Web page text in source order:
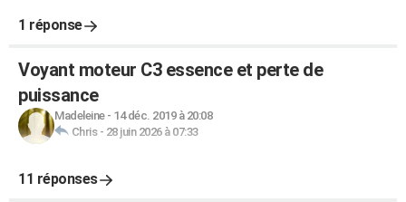
1 réponse
Voyant moteur C3 essence et perte de
puissance
Madeleine- 14 déc. 2019 à 20:08
Chris- 28 juin 2026 à 07:33
11 réponses